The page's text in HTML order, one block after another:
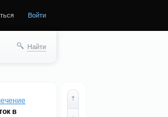
Войти
Найти
в